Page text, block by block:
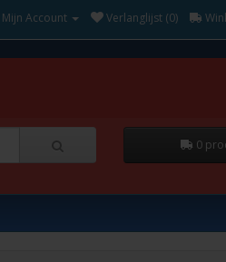
Mijn Account Verlanglijst (0)
0